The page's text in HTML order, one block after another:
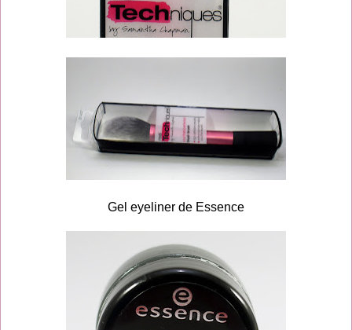
Gel eyeliner de Essence